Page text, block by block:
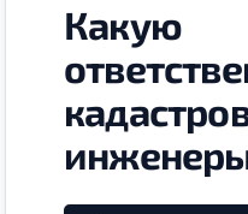
Какую